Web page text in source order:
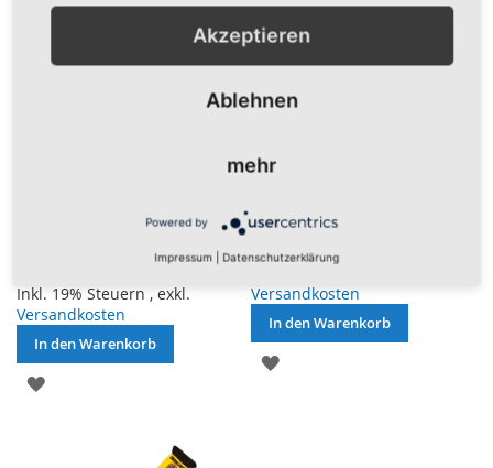
Inkl. 19% Steuern , exkl.
Versandkosten
In den Warenkorb
ZUR
16,95 €
Versandkosten
In den Warenkorb
ZUR
Akzeptieren
Ablehnen
mehr
Powered by
Impressum Datenschutzerklärung